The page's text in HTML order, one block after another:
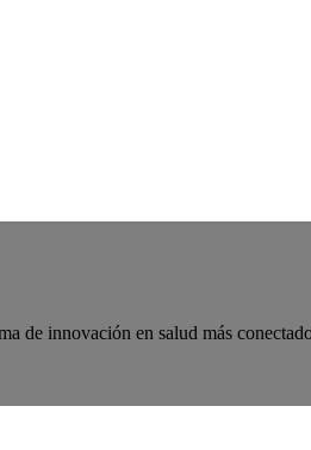
de innovación en salud más